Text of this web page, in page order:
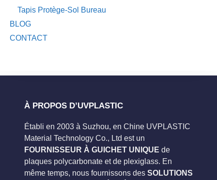
Tapis Protège-Sol Bureau
BLOG
CONTACT
À PROPOS D’UVPLASTIC
Établi en 2003 à Suzhou, en Chine UVPLASTIC
Material Technology Co., Ltd est un
FOURNISSEUR À GUICHET UNIQUE de
plaques polycarbonate et de plexiglass. En
même temps, nous fournissons des SOLUTIONS